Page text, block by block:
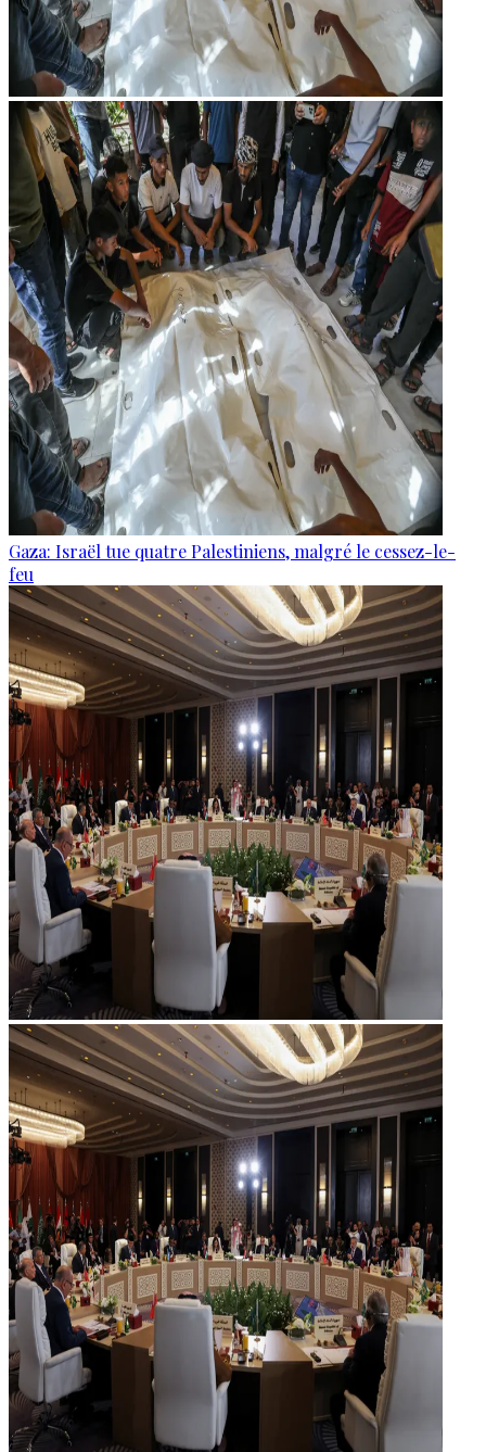
Gaza: Israël tue quatre Palestiniens, malgré le cessez-le-
feu